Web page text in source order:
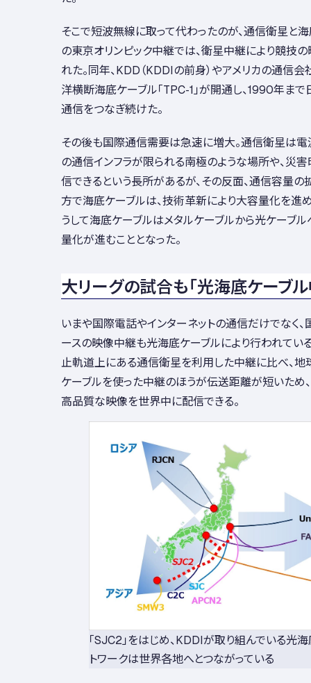
そこで短波無線に取って代わったのが、通信衛星と
の東京オリンピック中継では、衛星中継により競技
れた。同年、KDD（KDDIの前身）やアメリカの通信
洋横断海底ケーブル「TPC-1」が開通し、1990年ま
通信をつなぎ続けた。
その後も国際通信需要は急速に増大。通信衛星は電
の通信インフラが限られる南極のような場所や、災
信できるという長所があるが、その反面、通信容量
方で海底ケーブルは、技術革新により大容量化を進め
うして海底ケーブルはメタルケーブルから光ケーブ
量化が進むこととなった。
大リーグの試合も「光海底ケーブル
いまや国際電話やインターネットの通信だけでなく
ースの映像中継も光海底ケーブルにより行われて
止軌道上にある通信衛星を利用した中継に比べ、
ケーブルを使った中継のほうが伝送距離が短いため、
高品質な映像を世界中に配信できる。
「SJC2」をはじめ、KDDIが取り組んでいる光
トワークは世界各地へとつながっている